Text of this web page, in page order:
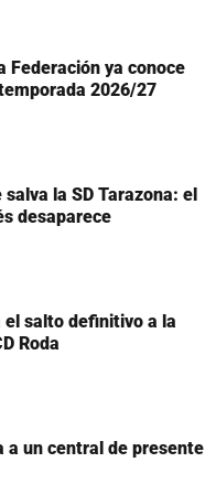
Federación ya conoce
2026/27
salva la SD Tarazona: el
desaparece
el salto definitivo a la
Roda
a un central de presente